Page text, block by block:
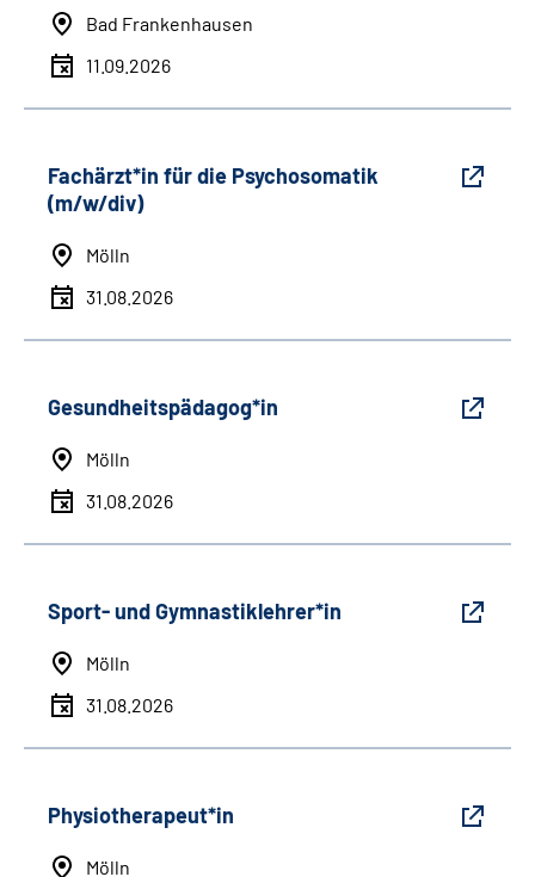
Bad Frankenhausen
11.09.2026
Fachärzt*in für die Psychosomatik
(m/w/div)
Mölln
31.08.2026
Gesundheitspädagog*in
Mölln
31.08.2026
Sport- und Gymnastiklehrer*in
Mölln
31.08.2026
Physiotherapeut*in
Mölln